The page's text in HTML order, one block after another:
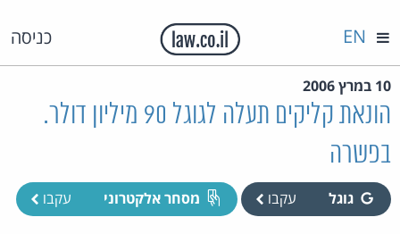
כניסה EN
10 במרץ 2006
הונאת קליקים תעלה לגוגל 90 מיליון דולר.
בפשרה
גוגל עקבו מסחר אלקטרוני עקבו